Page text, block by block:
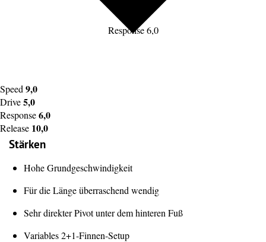
Response 6,0
Speed 9,0
Drive5,0
Response6,0
Release 10,0
Stärken
Hohe Grundgeschwindigkeit
Für die Länge überraschend wendig
Sehr direkter Pivot unter dem hinteren Fuß
Variables 2+1-Finnen-Setup